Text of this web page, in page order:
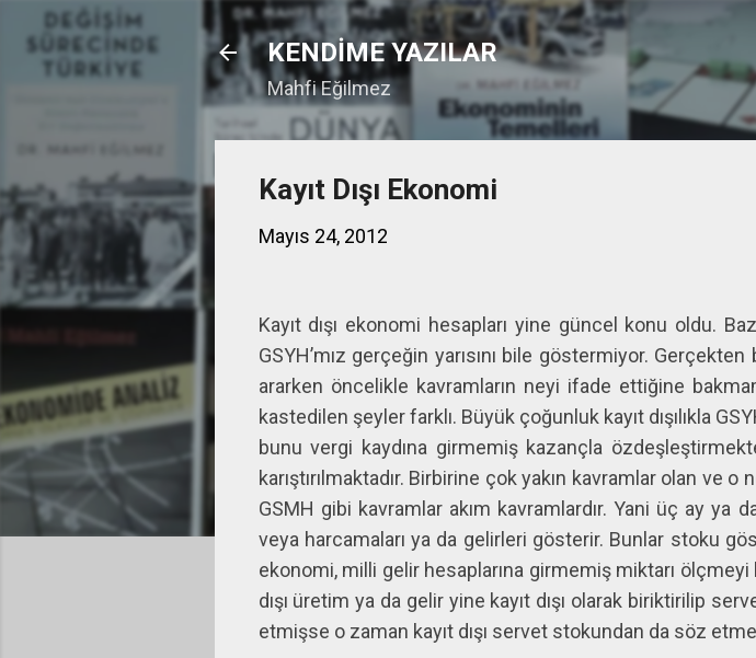
Ana
KENDİME YAZILAR
Mahfi Eğilmez
Kayıt Dışı Ekonomi
Mayıs 24, 2012
Kayıt dışı ekonomi hesapları yine güncel konu oldu.
GSYH’mız gerçeğin yarısını bile göstermiyor.
ararken öncelikle kavramların neyi ifade ettiğine
kastedilen şeyler farklı. Büyük çoğunluk kayıt dışılıkla
bunu vergi kaydına girmemiş kazançla
karıştırılmaktadır. Birbirine çok yakın kavramlar olan ve
GSMH gibi kavramlar akım kavramlardır. Yani üç ay ya
veya harcamaları ya da gelirleri gösterir. Bunlar stoku
ekonomi, milli gelir hesaplarına girmemiş miktarı
dışı üretim ya da gelir yine kayıt dışı olarak biriktirilip
etmişse o zaman kayıt dışı servet stokundan da söz